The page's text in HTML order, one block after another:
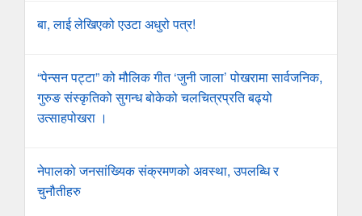
बा, लाई लेखिएको एउटा अधुरो पत्र!
“पेन्सन पट्टा” को मौलिक गीत ‘जुनी जाला’ पोखरामा सार्वजनिक,
गुरुङ संस्कृतिको सुगन्ध बोकेको चलचित्रप्रति बढ्यो
उत्साहपोखरा ।
नेपालको जनसांख्यिक संक्रमणको अवस्था, उपलब्धि र
चुनौतीहरु